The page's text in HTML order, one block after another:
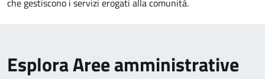
che gestiscono i servizi erogati alla comunità.
Esplora Aree amministrative